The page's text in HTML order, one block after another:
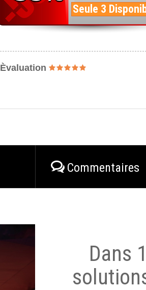
Seule 3
Èvaluation
Commentaires
Dans